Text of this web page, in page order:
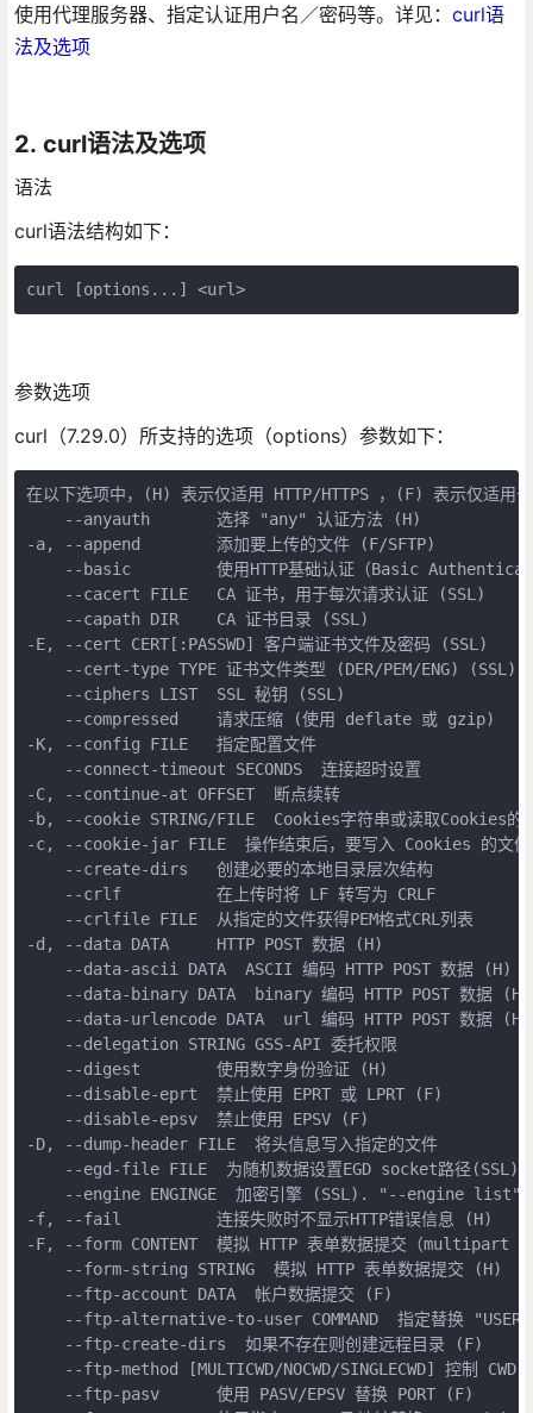
使用代理服务器、指定认证用户名／密码等。详见： curl语
法及选项
2. curl语法及选项
语法
curl语法结构如下：
curl [options...] <url>
参数选项
curl（7.29.0）所支持的选项（options）参数如下：
在以下选项中，(H) 表示仅适用 HTTP/HTTPS ，(F) 表示仅适用
    --anyauth       选择 "any" 认证方法 (H)
-a, --append        添加要上传的文件 (F/SFTP)
--basic         使用HTTP基础认证（Basic
    --cacert FILE   CA 证书，用于每次请求认证 (SSL)
    --capath DIR    CA 证书目录 (SSL)
-E, --cert CERT[:PASSWD] 客户端证书文件及密码 (SSL)
    --cert-type TYPE 证书文件类型 (DER/PEM/ENG) (SSL)
    --ciphers LIST  SSL 秘钥 (SSL)
    --compressed    请求压缩 (使用 deflate 或 gzip)
-K, --config FILE   指定配置文件
    --connect-timeout SECONDS  连接超时设置
-C, --continue-at OFFSET  断点续转
-b, --cookie STRING/FILE  Cookies字符串或读取Cookies的
-c, --cookie-jar FILE  操作结束后，要写入 Cookies 的文
    --create-dirs   创建必要的本地目录层次结构
    --crlf          在上传时将 LF 转写为 CRLF
    --crlfile FILE  从指定的文件获得PEM格式CRL列表
-d, --data DATA     HTTP POST 数据 (H)
    --data-ascii DATA  ASCII 编码 HTTP POST 数据 (H)
    --data-binary DATA  binary 编码 HTTP POST 数据 (H)
    --data-urlencode DATA  url 编码 HTTP POST 数据 (H)
    --delegation STRING GSS-API 委托权限
    --digest        使用数字身份验证 (H)
    --disable-eprt  禁止使用 EPRT 或 LPRT (F)
    --disable-epsv  禁止使用 EPSV (F)
-D, --dump-header FILE  将头信息写入指定的文件
    --egd-file FILE  为随机数据设置EGD socket路径(SSL)
--engine ENGINGE  加密引擎 (SSL). "--engine list"
-f, --fail          连接失败时不显示HTTP错误信息 (H)
-F, --form CONTENT  模拟 HTTP 表单数据提交（multipart
    --form-string STRING  模拟 HTTP 表单数据提交 (H)
    --ftp-account DATA  帐户数据提交 (F)
--ftp-alternative-to-user COMMAND  指定替换 "USER
    --ftp-create-dirs  如果不存在则创建远程目录 (F)
--ftp-method [MULTICWD/NOCWD/SINGLECWD] 控制 CWD
    --ftp-pasv      使用 PASV/EPSV 替换 PORT (F)